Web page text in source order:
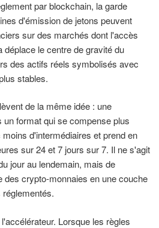
par blockchain, la garde
d'émission de jetons peuvent
sur des marchés dont l'accès
le centre de gravité du
des actifs réels symbolisés avec
stables.
de la même idée : une
format qui se compense plus
d'intermédiaires et prend en
sur 24 et 7 jours sur 7. Il ne s'agit
jour au lendemain, mais de
des crypto-monnaies en une couche
Lorsque les règles